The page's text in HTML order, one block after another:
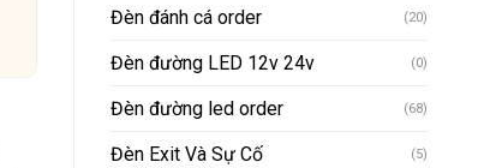
Đèn đánh cá order (20)
Đèn đường LED 12v 24v (0)
Đèn đường led order (68)
Đèn Exit Và Sự Cố (5)